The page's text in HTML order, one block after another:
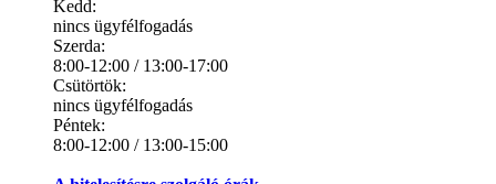
Kedd:
nincs ügyfélfogadás
Szerda:
8:00-12:00 / 13:00-17:00
Csütörtök:
nincs ügyfélfogadás
Péntek:
8:00-12:00 / 13:00-15:00